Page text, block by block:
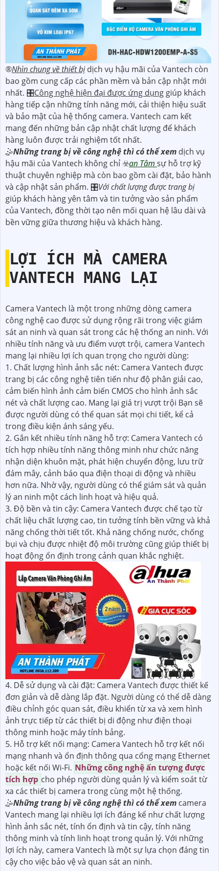
®️Nhìn chung về thiết bịdịch vụ hậu mãi của Vantech còn
bao gồm cung cấp các phần mềm và bản cập nhật mới
nhất. 🎛Công nghệ hiện đại được ứng dụng giúp khách
hàng tiếp cận những tính năng mới, cải thiện hiệu suất
và bảo mật của hệ thống camera. Vantech cam kết
mang đến những bản cập nhật chất lượng để khách
hàng luôn được trải nghiệm tốt nhất.
🤹Những trang bị về công nghệ thì có thể xem dịch vụ
hậu mãi của Vantech không chỉ ☣️an Tâm sự hỗ trợ kỹ
thuật chuyên nghiệp mà còn bao gồm cài đặt, bảo hành
và cập nhật sản phẩm. 🎛Với chất lượng được trang bị
giúp khách hàng yên tâm và tin tưởng vào sản phẩm
của Vantech, đồng thời tạo nên mối quan hệ lâu dài và
bền vững giữa thương hiệu và khách hàng.
LỢI ÍCH MÀ CAMERA
VANTECH MANG LẠI
Camera Vantech là một trong những dòng camera
công nghệ cao được sử dụng rộng rãi trong việc giám
sát an ninh và quan sát trong các hệ thống an ninh. Với
nhiều tính năng và ưu điểm vượt trội, camera Vantech
mang lại nhiều lợi ích quan trọng cho người dùng:
1. Chất lượng hình ảnh sắc nét: Camera Vantech được
trang bị các công nghệ tiên tiến như độ phân giải cao,
cảm biến hình ảnh cảm biến CMOS cho hình ảnh sắc
nét và chất lượng cao. Mang lại giá trị vượt trội Bạn sẽ
được người dùng có thể quan sát mọi chi tiết, kể cả
trong điều kiện ánh sáng yếu.
2. Gắn kết nhiều tính năng hỗ trợ: Camera Vantech có
tích hợp nhiều tính năng thông minh như chức năng
nhận diện khuôn mặt, phát hiện chuyển động, lưu trữ
đám mây, cảnh báo qua điện thoại di động và nhiều
hơn nữa. Nhờ vậy, người dùng có thể giám sát và quản
lý an ninh một cách linh hoạt và hiệu quả.
3. Độ bền và tin cậy: Camera Vantech được chế tạo từ
chất liệu chất lượng cao, tin tưởng tính bền vững và khả
năng chống thời tiết tốt. Khả năng chống nước, chống
bụi và chịu được nhiệt độ môi trường cũng giúp thiết bị
hoạt động ổn định trong cảnh quan khắc nghiệt.
4. Dễ sử dụng và cài đặt: Camera Vantech được thiết kế
đơn giản và dễ dàng lắp đặt. Người dùng có thể dễ dàng
điều chỉnh góc quan sát, điều khiển từ xa và xem hình
ảnh trực tiếp từ các thiết bị di động như điện thoại
thông minh hoặc máy tính bảng.
5. Hỗ trợ kết nối mạng: Camera Vantech hỗ trợ kết nối
mạng nhanh và ổn định thông qua cổng mạng Ethernet
hoặc kết nối Wi-Fi. Những công nghệ ấn tượng được
tích hợp cho phép người dùng quản lý và kiểm soát từ
xa các thiết bị camera trong cùng một hệ thống.
🤹Những trang bị về công nghệ thì có thể xem camera
Vantech mang lại nhiều lợi ích đáng kể như chất lượng
hình ảnh sắc nét, tính ổn định và tin cậy, tính năng
thông minh và tính linh hoạt trong quản lý. Với những
lợi ích này, camera Vantech là một sự lựa chọn đáng tin
cậy cho việc bảo vệ và quan sát an ninh.